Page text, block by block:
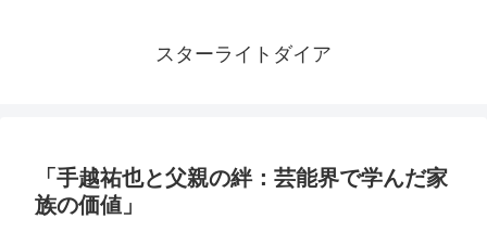
スターライトダイア
「手越祐也と父親の絆：芸能界で学んだ家
族の価値」